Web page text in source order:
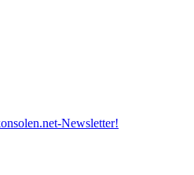
Newsletter!